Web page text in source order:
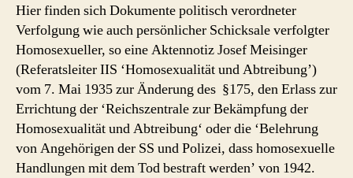
Hier finden sich Dokumente politisch verordneter
Verfolgung wie auch persönlicher Schicksale verfolgter
Homosexueller, so eine Aktennotiz Josef Meisinger
(Referatsleiter IIS ‘Homosexualität und Abtreibung’)
vom 7. Mai 1935 zur Änderung des §175, den Erlass zur
Errichtung der ‘Reichszentrale zur Bekämpfung der
Homosexualität und Abtreibung‘ oder die ‘Belehrung
von Angehörigen der SS und Polizei, dass homosexuelle
Handlungen mit dem Tod bestraft werden’ von 1942.